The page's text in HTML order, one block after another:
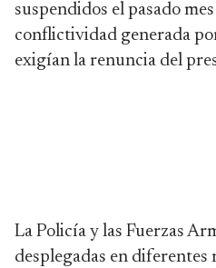
suspendidos el pasado
conflictividad generada
exigían la renuncia del
La Policía y las Fuerzas
desplegadas en diferentes